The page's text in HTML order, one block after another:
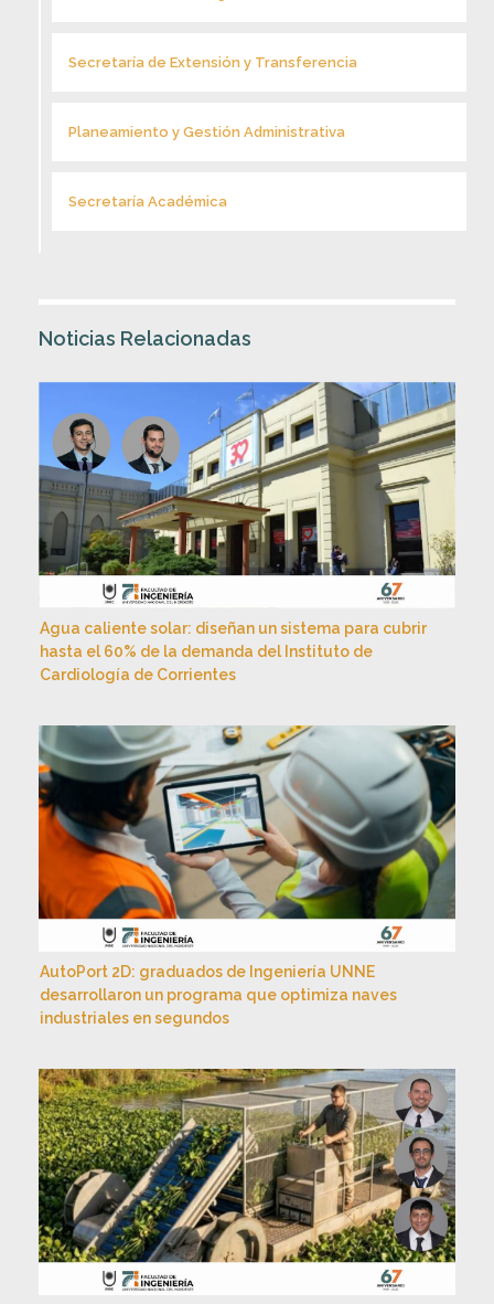
Secretaría de Extensión y Transferencia
Planeamiento y Gestión Administrativa
Secretaría Académica
Noticias Relacionadas
Agua caliente solar: diseñan un sistema para cubrir
hasta el 60% de la demanda del Instituto de
Cardiología de Corrientes
AutoPort 2D: graduados de Ingeniería UNNE
desarrollaron un programa que optimiza naves
industriales en segundos